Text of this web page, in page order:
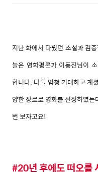
지난 화에서 다뤘던 소설과 김
늘은 영화평론가 이동진님이
합니다. 다들 엄청 기대하고 계
양한 장르로 영화를 선정하였
번 보자고요!
#20년 후에도 떠오를